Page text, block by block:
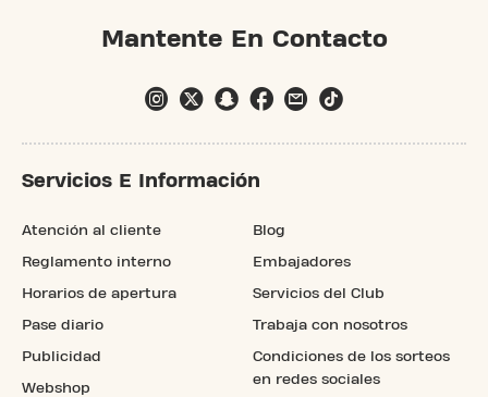
Mantente En Contacto
Servicios E Información
Atención al cliente
Reglamento interno
Horarios de apertura
Pase diario
Publicidad
Webshop
Blog
Embajadores
Servicios del Club
Trabaja con nosotros
Condiciones de los sorteos
en redes sociales